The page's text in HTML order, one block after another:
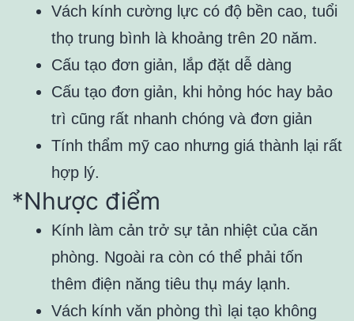
Vách kính cường lực có độ bền cao, tuổi
thọ trung bình là khoảng trên 20 năm.
Cấu tạo đơn giản, lắp đặt dễ dàng
Cấu tạo đơn giản, khi hỏng hóc hay bảo
trì cũng rất nhanh chóng và đơn giản
Tính thẩm mỹ cao nhưng giá thành lại rất
hợp lý.
*Nhược điểm
Kính làm cản trở sự tản nhiệt của căn
phòng. Ngoài ra còn có thể phải tốn
thêm điện năng tiêu thụ máy lạnh.
Vách kính văn phòng thì lại tạo không